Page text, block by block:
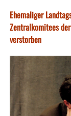
Ehemaliger
Zentralkomitees